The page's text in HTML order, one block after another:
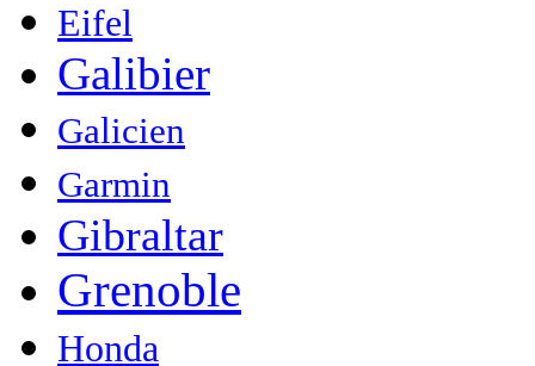
Eifel
Galibier
Galicien
Garmin
Gibraltar
Grenoble
Honda